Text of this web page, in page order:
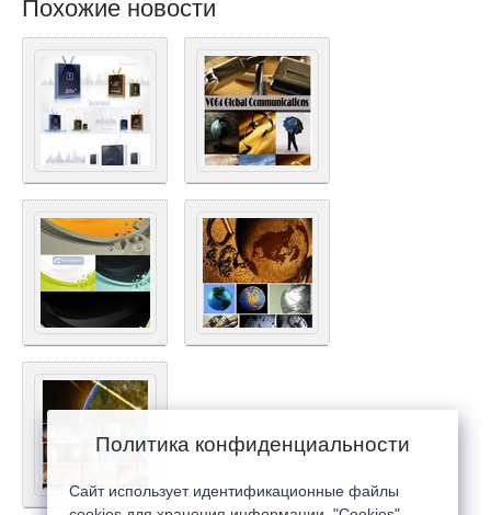
Похожие новости
Политика конфиденциальности
Сайт использует идентификационные файлы